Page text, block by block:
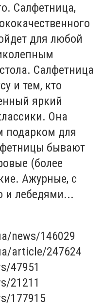
Салфетница,
для любой
Салфетница
и тем, кто
яркий
Она
подарком для
бывают
(более
Ажурные, с
и лебедями...
news/146029
article/247624
47951
21211
177915